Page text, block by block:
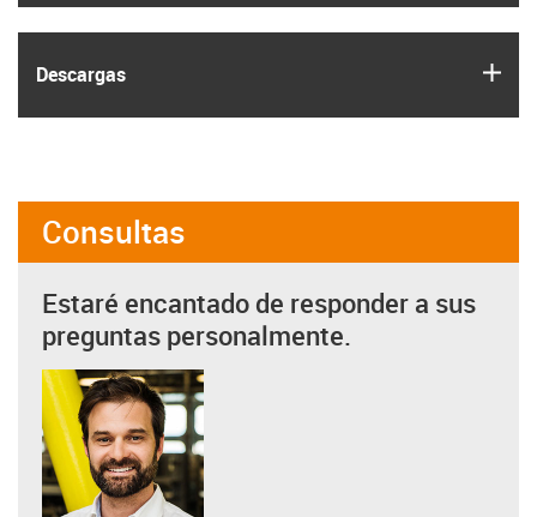
Descargas
Consultas
Estaré encantado de responder a sus
preguntas personalmente.